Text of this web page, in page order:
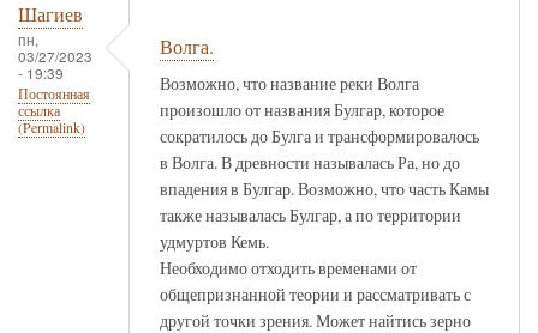
Шагиев
пн,
03/27/2023
- 19:39
Постоянная
ссылка
(Permalink)
Волга.
Возможно, что название реки Волга
произошло от названия Булгар, которое
сократилось до Булга и трансформировалось
в Волга. В древности называлась Ра, но до
впадения в Булгар. Возможно, что часть Камы
также называлась Булгар, а по территории
удмуртов Кемь.
Необходимо отходить временами от
общепризнанной теории и рассматривать с
другой точки зрения. Может найтись зерно